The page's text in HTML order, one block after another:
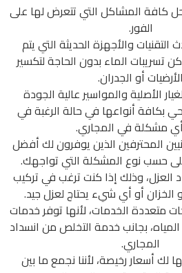
حل كافة المشاكل التي تتعرض لها على
الفور.
التقنيات والأجهزة الحديثة التي يتم
تسريبات الماء بدون الحاجة لتكسير
الأرضيات أو الجدران.
الأصلية والمواسير عالية الجودة
بكافة أنواعها في حالة الرغبة في
مشكلة في المجاري.
المحترفين الذين يوفرون لك أفضل
حسب نوع المشكلة التي تواجهك.
العزل، وذلك إذا كنت ترغب في تركيب
الخزان أو أي شيء يحتاج لعزل جيد.
متعددة الخدمات، لأنها توفر خدمات
بجانب خدمة التخلص من انسداد
المجاري.
لك أسعار رخيصة، لأننا نجمع ما بين